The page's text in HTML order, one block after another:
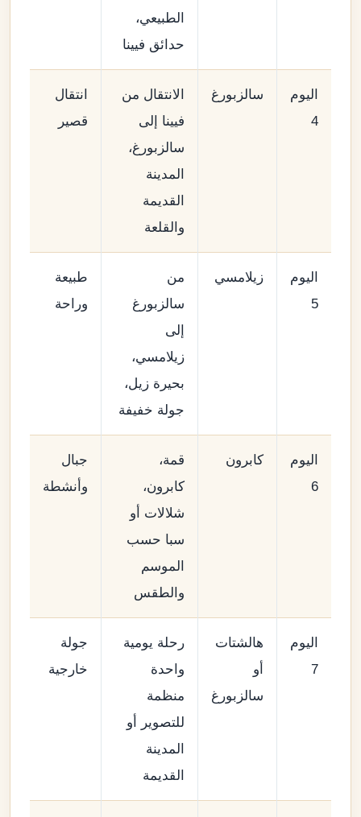
الطبيعي،
حدائق فيينا
اليوم
4
سالزبورغ
الانتقال من
فيينا إلى
سالزبورغ،
المدينة
القديمة
والقلعة
انتقال
قصير
اليوم
5
زيلامسي
من
سالزبورغ
إلى
زيلامسي،
بحيرة زيل،
جولة خفيفة
طبيعة
وراحة
اليوم
6
كابرون
قمة،
كابرون،
شلالات أو
سبا حسب
الموسم
والطقس
جبال
وأنشطة
اليوم
7
هالشتات
أو
سالزبورغ
رحلة يومية
واحدة
منظمة
للتصوير أو
المدينة
القديمة
جولة
خارجية